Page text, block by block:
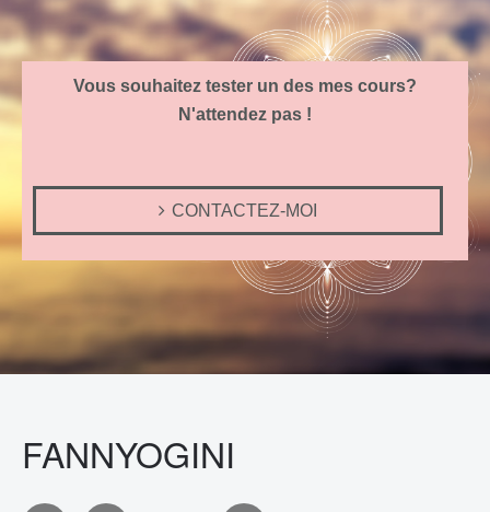
Vous souhaitez tester un des mes cours?
N'attendez pas !
CONTACTEZ-MOI
FANNYOGINI